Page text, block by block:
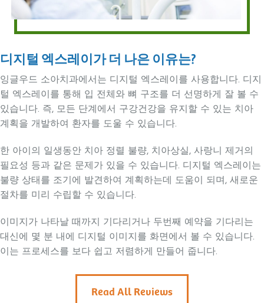
디지털 엑스레이가 더 나은 이유는?
잉글우드 소아치과에서는 디지털 엑스레이를 사용합니다. 디지
털 엑스레이를 통해 입 전체와 뼈 구조를 더 선명하게 잘 볼 수
있습니다. 즉, 모든 단계에서 구강건강을 유지할 수 있는 치아
계획을 개발하여 환자를 도울 수 있습니다.
한 아이의 일생동안 치아 정렬 불량, 치아상실, 사랑니 제거의
필요성 등과 같은 문제가 있을 수 있습니다. 디지털 엑스레이는
불량 상태를 조기에 발견하여 계획하는데 도움이 되며, 새로운
절차를 미리 수립할 수 있습니다.
이미지가 나타날 때까지 기다리거나 두번째 예약을 기다리는
대신에 몇 분 내에 디지털 이미지를 화면에서 볼 수 있습니다.
이는 프로세스를 보다 쉽고 저렴하게 만들어 줍니다.
Read All Reviews